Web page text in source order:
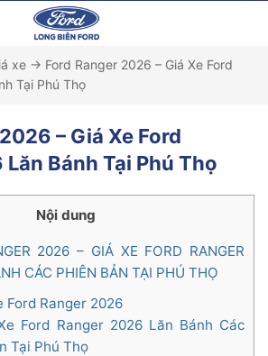
xe → Ford Ranger 2026 – Giá Xe Ford
Tại Phú Thọ
– Giá Xe Ford
Bánh Tại Phú Thọ
Nội dung
2026 – GIÁ XE FORD RANGER
CÁC PHIÊN BẢN TẠI PHÚ THỌ
Ford Ranger 2026
Ford Ranger 2026 Lăn Bánh Các
Tại Phú Thọ